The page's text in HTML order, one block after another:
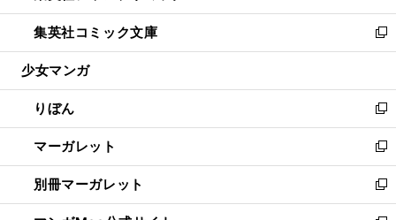
開
く
ウ
で
開
ン
ド
ウ
開
く
ウ
ィ
ン
ウ
で
開
く
し
い
ウ
ン
ド
ウ
で
開
く
集英社コミック文庫
新
し
ウ
ィ
ン
ド
ウ
で
開
少女マンガ
りぼん
新
し
い
ウ
ィ
ン
マーガレット
新
し
い
ウ
別冊マーガレット
新
し